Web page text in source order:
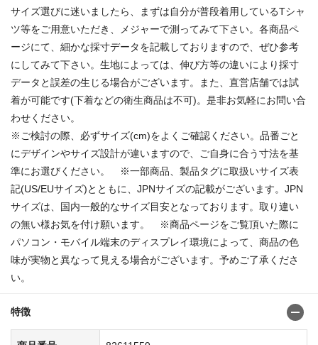
サイズ選びに迷いましたら、まずは自分が普段着用しているTシャ
ツ等をご用意いただき、メジャーで測ってみて下さい。各商品ペ
ージにて、細かな採寸データを記載しておりますので、ぜひ参考
にしてみて下さい。生地によっては、伸び方等の違いにより採寸
データと誤差の生じる場合がございます。また、直営店舗では試
着が可能です(下着などの衛生商品は不可)。是非お気軽にお問い合
わせください。
※ご検討の際、必ずサイズ(cm)をよくご確認ください。品番ごと
にデザインやサイズ設計が違いますので、ご自身に合う寸法を基
準にお選びください。 ※一部商品、製品タグに取扱いサイズ表
記(US/EUサイズ)とともに、JPNサイズの記載がございます。JPN
サイズは、国内一般的なサイズ目安となっております。取り違い
の無い様お気を付け願います。 ※商品ページをご覧頂いた際に
パソコン・モバイル端末のディスプレイ環境によって、商品の色
味が実物と異なって見える場合がございます。予めご了承くださ
い。
特徴